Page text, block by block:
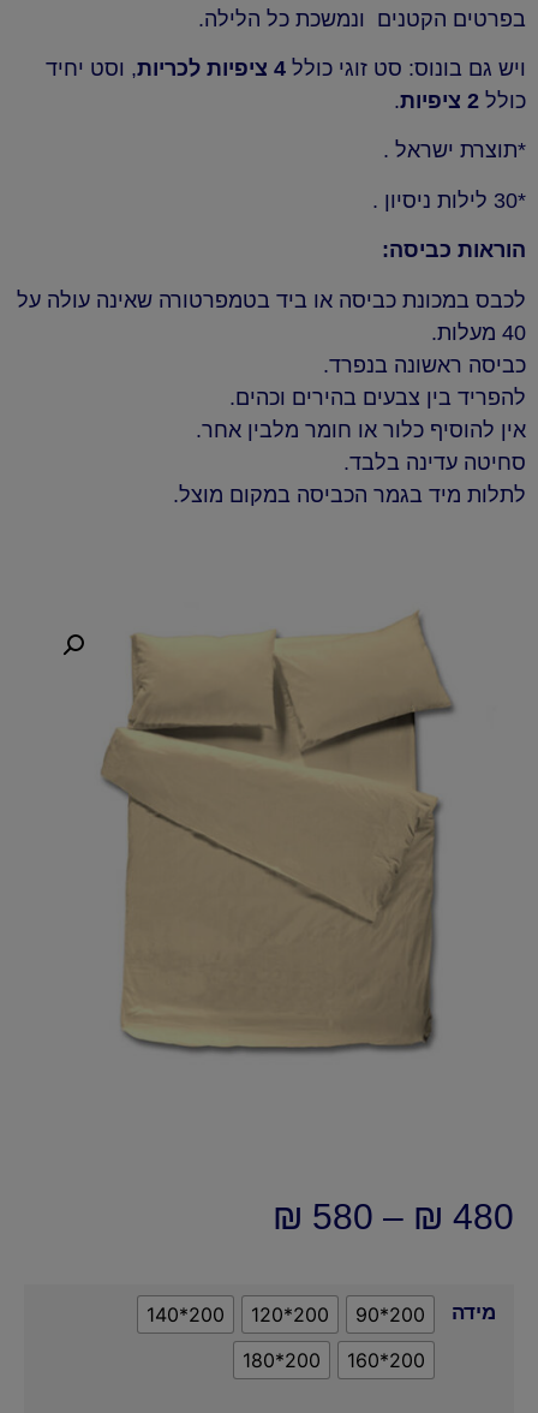
בפרטים הקטנים ונמשכת כל הלילה.
ויש גם בונוס: סט זוגי כולל 4 ציפיות לכריות
, וסט יחיד
כולל 2 ציפיות .
*תוצרת ישראל .
*30 לילות ניסיון .
הוראות כביסה:
לכבס במכונת כביסה או ביד בטמפרטורה שאינה עולה על
40 מעלות.
כביסה ראשונה בנפרד.
להפריד בין צבעים בהירים וכהים.
אין להוסיף כלור או חומר מלבין אחר.
סחיטה עדינה בלבד.
לתלות מיד בגמר הכביסה במקום מוצל.
₪ 480
–
₪ 580
מידה 200*90
200*120
200*140
200*160
200*180